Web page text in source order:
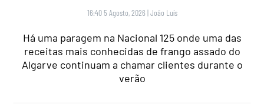
16:40 5 Agosto, 2026 |João Luís
Há uma paragem na Nacional 125 onde uma das
receitas mais conhecidas de frango assado do
Algarve continuam a chamar clientes durante o
verão